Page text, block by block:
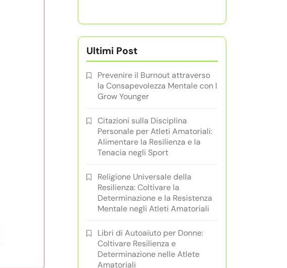
Ultimi Post
Prevenire il Burnout attraverso
la Consapevolezza Mentale con I
Grow Younger
Citazioni sulla Disciplina
Personale per Atleti Amatoriali:
Alimentare la Resilienza e la
Tenacia negli Sport
Religione Universale della
Resilienza: Coltivare la
Determinazione e la Resistenza
Mentale negli Atleti Amatoriali
Libri di Autoaiuto per Donne:
Coltivare Resilienza e
Determinazione nelle Atlete
Amatoriali